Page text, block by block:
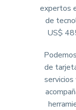
expertos
de
US$
de
servicios